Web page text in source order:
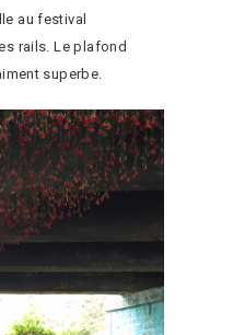
au festival
rails. Le plafond
superbe.